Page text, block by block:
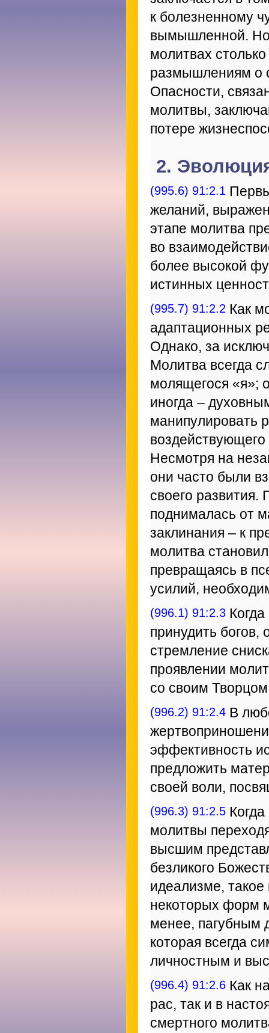
к болезненному
вымышленной. Но
молитвах
размышлениям о
Опасности,
молитвы,
потере
2.
(995.6) 91:2.1
желаний,
этапе молитва
во
более высокой
истинных
(995.7) 91:2.2 Как
адаптационных
Однако, за
Молитва всегда
молящегося «я»;
иногда –
манипулировать
воздействующего
Несмотря на
они часто были
своего
поднималась от
заклинания – к
молитва
превращаясь в
усилий,
(996.1) 91:2.3
принудить
стремление
проявлении
со своим
(996.2) 91:2.4 В
эффективность
предложить
своей воли,
(996.3) 91:2.5
молитвы
высшим
безликого
идеализме, такое
некоторых форм
менее, пагубным
которая всегда
личностным и
(996.4) 91:2.6 Как
рас, так и в
смертного